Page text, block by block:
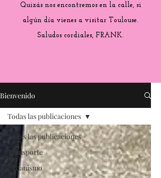
Quizás nos encontremos en la calle, si
algún día vienes a visitar Toulouse.
Saludos cordiales, FRANK.
Bienvenido
Todas las publicaciones
Transporte
Urbanismo
Todas las publicaciones